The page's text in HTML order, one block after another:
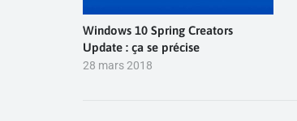
Windows 10 Spring Creators
Update : ça se précise
28 mars 2018